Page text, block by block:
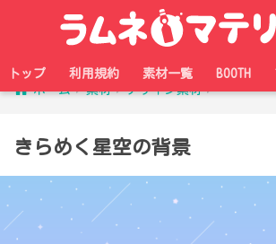
トップ 利用規約 素材一覧 BOOTH
ホーム
素材 デザイン素材
きらめく星空の背景